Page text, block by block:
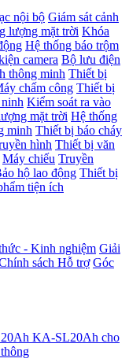
nội bộ Giám sát cảnh
lượng mặt trời Khóa
Hệ thống báo trộm
camera Bộ lưu điện
thông minh Thiết bị
chấm công Thiết bị
Kiểm soát ra vào
mặt trời Hệ thống
minh Thiết bị báo cháy
hình Thiết bị văn
Máy chiếu Truyền
hộ lao động Thiết bị
tiện ích
- Kinh nghiệm Giải
sách Hỗ trợ Góc